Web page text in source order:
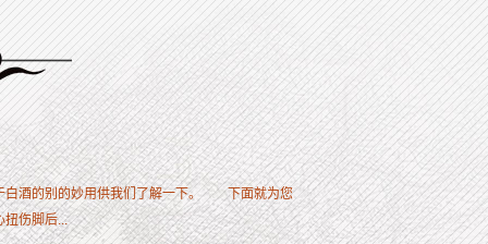
白酒的别的妙用供我们了解一下。 下面就为您
伤脚后...